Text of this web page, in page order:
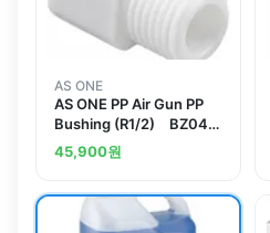
AS ONE
AS ONE PP Air Gun PP
Bushing (R1/2) BZ04-
02M
45,900원